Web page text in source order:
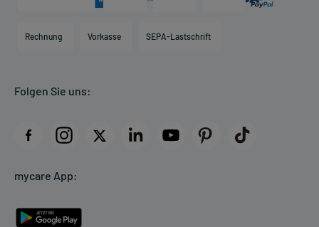
Direktabrechnung PKV
AGB
Datenschutz
Rückgabe/Widerruf
Rechnung Vorkasse SEPA-Lastschrift
Folgen Sie uns:
mycare App: